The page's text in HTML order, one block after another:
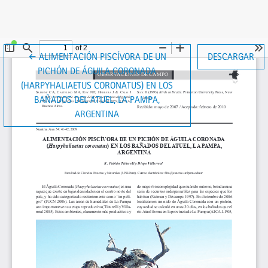
←VOLVER A LOS DETALLES DEL ARTÍCULO
ALIMENTACIÓN PISCÍVORA DE UN
PICHÓN DE ÁGUILA CORONADA
(HARPYHALIAETUS CORONATUS) EN LOS
BAÑADOS DEL ATUEL, LA PAMPA,
ARGENTINA
DESCARGAR